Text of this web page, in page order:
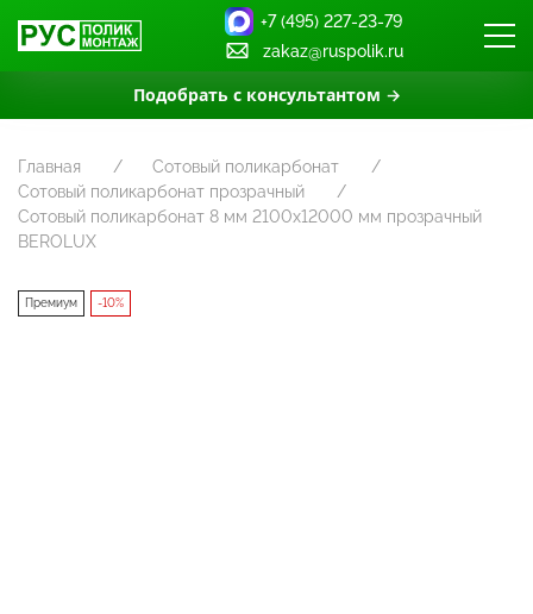
Подобрать с консультантом →
+7 (495) 227-23-79
zakaz@ruspolik.ru
Главная
Сотовый поликарбонат
Сотовый поликарбонат прозрачный
Сотовый поликарбонат 8 мм 2100x12000 мм прозрачный
BEROLUX
Премиум -10%